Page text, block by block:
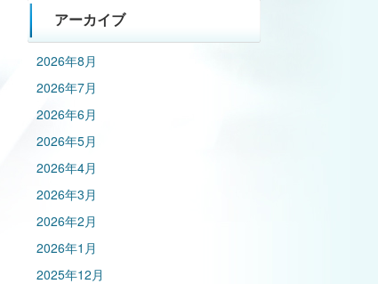
アーカイブ
2026年8月
2026年7月
2026年6月
2026年5月
2026年4月
2026年3月
2026年2月
2026年1月
2025年12月